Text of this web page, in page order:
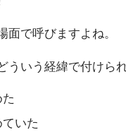
面で呼びますよね。
ういう経緯で付けら
いた